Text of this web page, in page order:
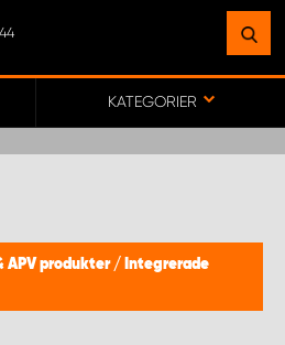
KATEGORIER
APV produkter / Integrerade
DIG